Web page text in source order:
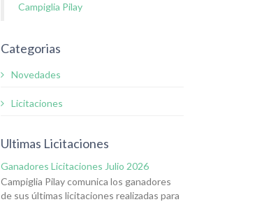
Campiglia Pilay
Categorias
Novedades
Licitaciones
Ultimas Licitaciones
Ganadores Licitaciones Julio 2026
Campiglia Pilay comunica los ganadores
de sus últimas licitaciones realizadas para